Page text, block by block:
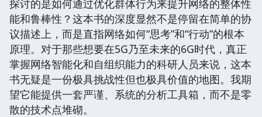
探讨的是如何通过优化群体行为来提升网络的整体性
能和鲁棒性？这本书的深度显然不是停留在简单的协
议描述上，而是直指网络如何“思考”和“行动”的根本
原理。对于那些想要在5G乃至未来的6G时代，真正
掌握网络智能化和自组织能力的科研人员来说，这本
书无疑是一份极具挑战性但也极具价值的地图。我期
望它能提供一套严谨、系统的分析工具箱，而不是零
散的技术点堆砌。